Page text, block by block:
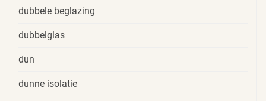
dubbele beglazing
dubbelglas
dun
dunne isolatie